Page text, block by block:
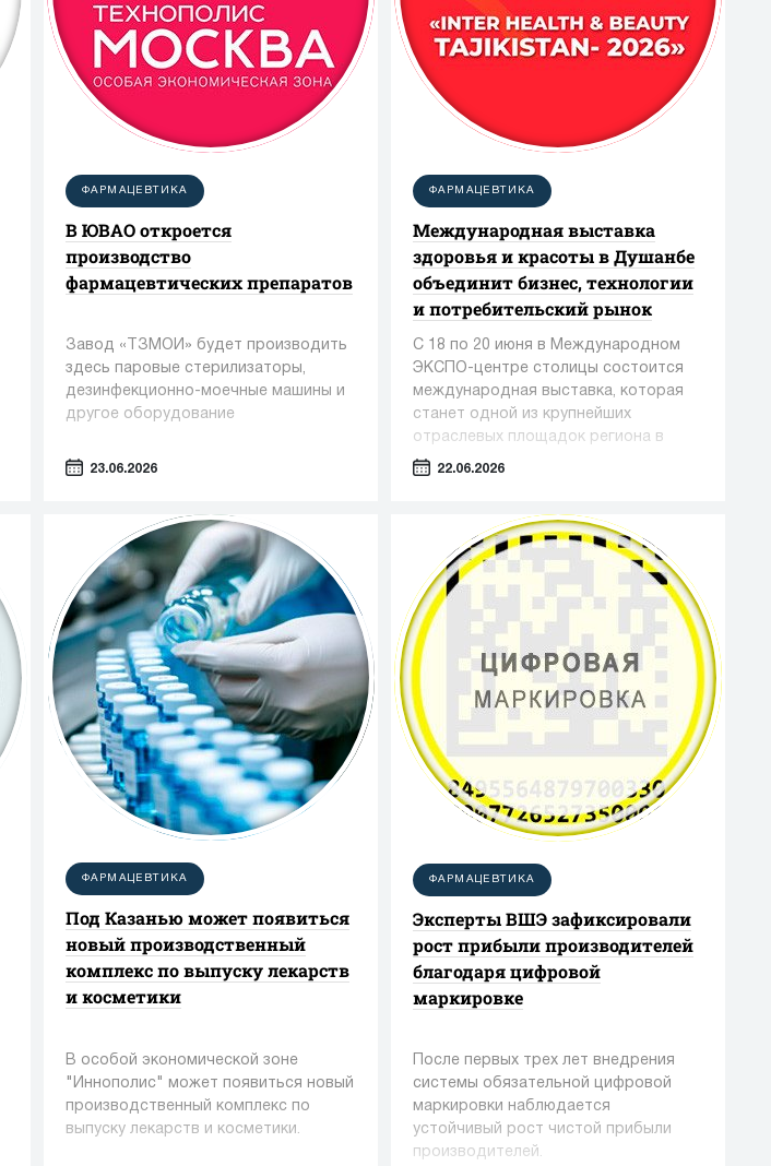
ФАРМАЦЕВТИКА
В ЮВАО откроется
производство
фармацевтических препаратов
Завод «ТЗМОИ» будет производить
здесь паровые стерилизаторы,
дезинфекционно-моечные машины и
другое оборудование
23.06.2026
ФАРМАЦЕВТИКА
Международная выставка
здоровья и красоты в Душанбе
объединит бизнес, технологии
и потребительский рынок
С 18 по 20 июня в Международном
ЭКСПО-центре столицы состоится
международная выставка, которая
станет одной из крупнейших
отраслевых площадок региона в
сфере медицины, фармацевтики и
22.06.2026
ФАРМАЦЕВТИКА
Под Казанью может появиться
новый производственный
комплекс по выпуску лекарств
и косметики
В особой экономической зоне
"Иннополис" может появиться новый
производственный комплекс по
выпуску лекарств и косметики.
ФАРМАЦЕВТИКА
Эксперты ВШЭ зафиксировали
рост прибыли производителей
благодаря цифровой
маркировке
После первых трех лет внедрения
системы обязательной цифровой
маркировки наблюдается
устойчивый рост чистой прибыли
производителей.